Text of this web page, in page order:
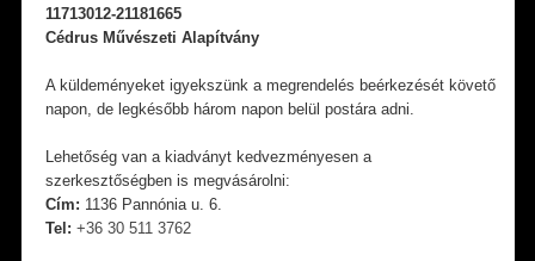
11713012-21181665
Cédrus Művészeti Alapítvány
A küldeményeket igyekszünk a megrendelés beérkezését követő
napon, de legkésőbb három napon belül postára adni.
Lehetőség van a kiadványt kedvezményesen a
szerkesztőségben is megvásárolni:
Cím: 1136 Pannónia u. 6.
Tel: +36 30 511 3762